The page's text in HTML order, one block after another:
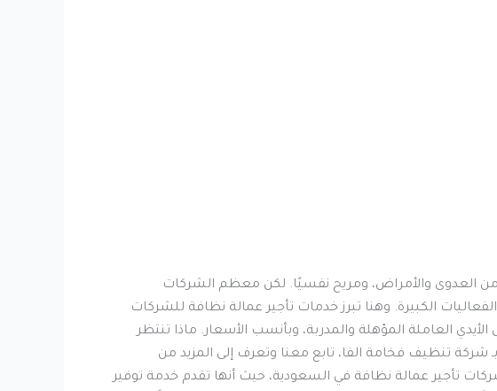
من العدوى والأمراض، ومريح نفسيًا. لكن معظم الشركات
الكبيرة. وهنا تبرز خدمات تأجير عمالة نظافة للشركات
العاملة المؤهلة والمدربة، وبأنسب الأسعار. ماذا تنتظر
تنظيف فخامة الفا، تابع معنا وتعرف إلى المزيد من
تأجير عمالة نظافة في السعودية، حيث أنها تقدم خدمة توفير